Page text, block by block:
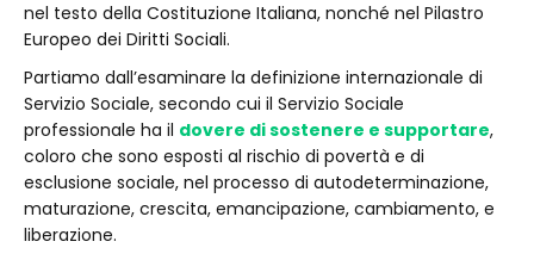
nel testo della Costituzione Italiana, nonché nel Pilastro
Europeo dei Diritti Sociali.
Partiamo dall’esaminare la definizione internazionale di
Servizio Sociale, secondo cui il Servizio Sociale
professionale ha il dovere di sostenere e supportare,
coloro che sono esposti al rischio di povertà e di
esclusione sociale, nel processo di autodeterminazione,
maturazione, crescita, emancipazione, cambiamento, e
liberazione.